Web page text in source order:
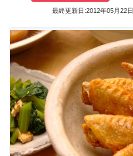
最終更新日:2012年05月22日